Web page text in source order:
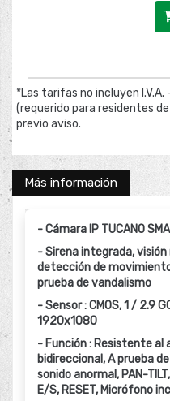
*Las tarifas no incluyen
(requerido para residentes
previo aviso.
Más información
- Cámara IP TUCANO
- Sirena integrada,
detección de
prueba de vandalismo
- Sensor : CMOS, 1 / 2.9
1920x1080
- Función : Resistente al
bidireccional, A prueba
sonido anormal, PAN-
E/S, RESET, Micrófono